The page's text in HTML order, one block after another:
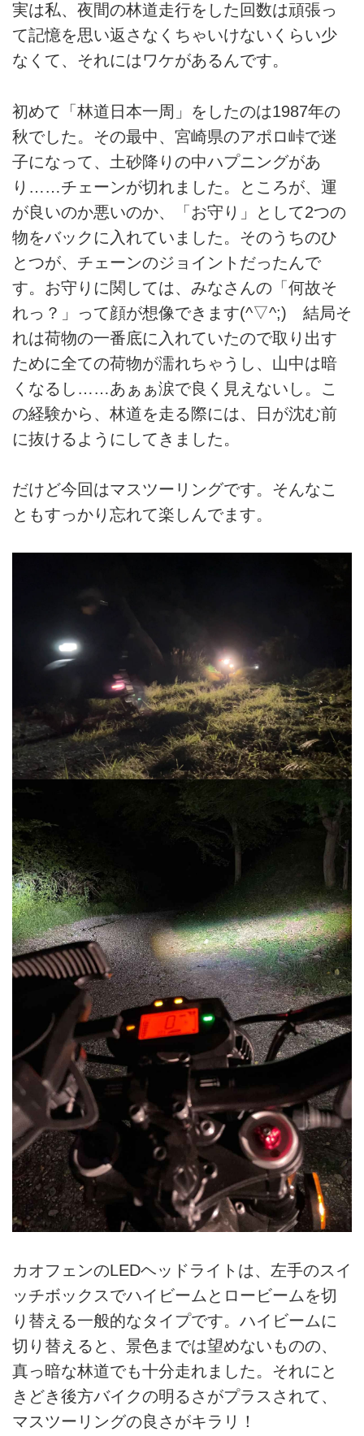
実は私、夜間の林道走行をした回数は頑張っ
て記憶を思い返さなくちゃいけないくらい少
なくて、それにはワケがあるんです。
初めて「林道日本一周」をしたのは1987年の
秋でした。その最中、宮崎県のアポロ峠で迷
子になって、土砂降りの中ハプニングがあ
り……チェーンが切れました。ところが、運
が良いのか悪いのか、「お守り」として2つの
物をバックに入れていました。そのうちのひ
とつが、チェーンのジョイントだったんで
す。お守りに関しては、みなさんの「何故そ
れっ？」って顔が想像できます(^▽^;) 結局そ
れは荷物の一番底に入れていたので取り出す
ために全ての荷物が濡れちゃうし、山中は暗
くなるし……あぁぁ涙で良く見えないし。こ
の経験から、林道を走る際には、日が沈む前
に抜けるようにしてきました。
だけど今回はマスツーリングです。そんなこ
ともすっかり忘れて楽しんでます。
カオフェンのLEDヘッドライトは、左手のスイ
ッチボックスでハイビームとロービームを切
り替える一般的なタイプです。ハイビームに
切り替えると、景色までは望めないものの、
真っ暗な林道でも十分走れました。それにと
きどき後方バイクの明るさがプラスされて、
マスツーリングの良さがキラリ！